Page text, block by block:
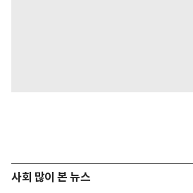
사회 많이 본 뉴스